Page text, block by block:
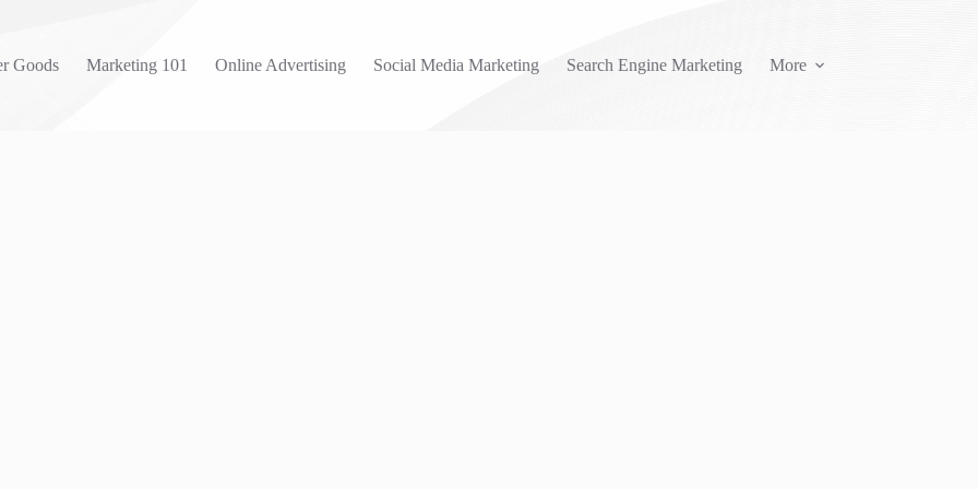
Goods Marketing 101 Online Advertising Social Media Marketing Search Engine Marketing More